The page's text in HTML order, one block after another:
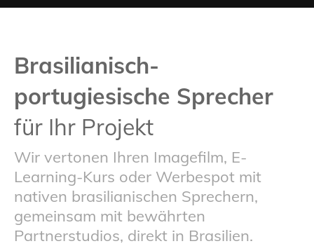
Brasilianisch-
portugiesische Sprecher
für Ihr Projekt
Wir vertonen Ihren Imagefilm, E-
Learning-Kurs oder Werbespot mit
nativen brasilianischen Sprechern,
gemeinsam mit bewährten
Partnerstudios, direkt in Brasilien.